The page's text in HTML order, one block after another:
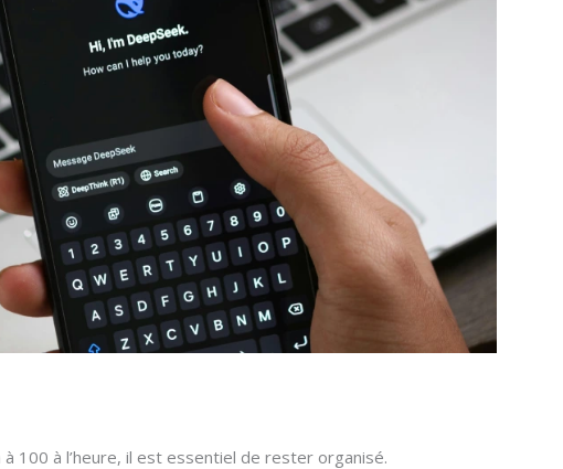
100 à l’heure, il est essentiel de rester organisé.